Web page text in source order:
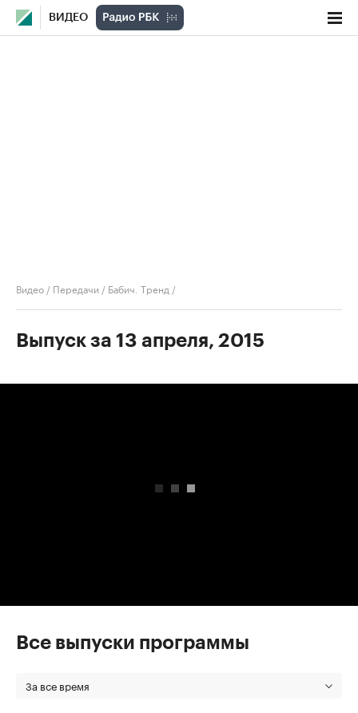
ВИДЕО
Видео / Передачи / Бабич. Тренд /
Выпуск за 13 апреля, 2015
Все выпуски программы
За все время